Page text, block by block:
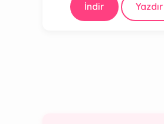
İndir Yazdır